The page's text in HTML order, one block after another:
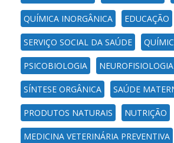
QUÍMICA INORGÂNICA EDUCAÇÃO
SERVIÇO SOCIAL DA SAÚDE
PSICOBIOLOGIA NEUROFISIOLOGIA
SÍNTESE ORGÂNICA SAÚDE
PRODUTOS NATURAIS NUTRIÇÃO
MEDICINA VETERINÁRIA PREVENTIVA